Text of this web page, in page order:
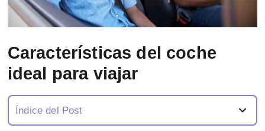
Características del coche
ideal para viajar
Índice del Post